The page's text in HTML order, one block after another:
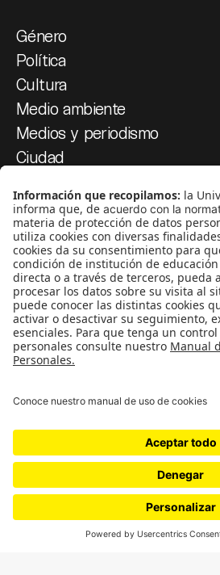
Género
Política
Cultura
Medio ambiente
Medios y periodismo
Ciudad
¿Quiénes somos?
Podcasts
Ediciones especiales
Proyectos 070
¿Quieres escribir en 070?
CONTÁCTANOS
cerosetenta@uniandes.edu.co